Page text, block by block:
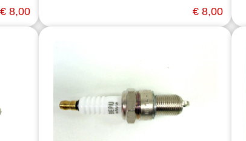
€ 8,00 € 8,00